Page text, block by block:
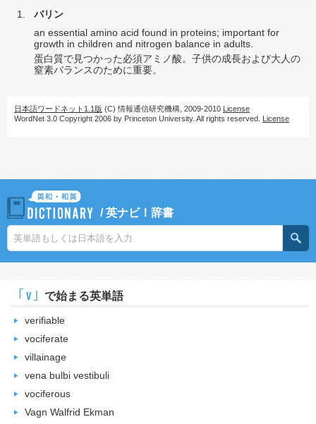
バリン
an essential amino acid found in proteins; important for
growth in children and nitrogen balance in adults.
蛋白質で見つかった必須アミノ酸。子供の成長および大人の
窒素バランスのために重要。
日本語ワードネット1.1版 (C) 情報通信研究機構, 2009-2010 License
WordNet 3.0 Copyright 2006 by Princeton University. All rights reserved. License
/英ナビ！辞書
｢v｣ で始まる英単語
verifiable
vociferate
villainage
vena bulbi vestibuli
vociferous
Vagn Walfrid Ekman